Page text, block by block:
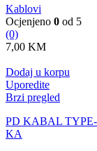
Kablovi
Ocjenjeno 0 od 5
(0)
7,00 KM
Dodaj u korpu
Uporedite
Brzi pregled
PD KABAL
KA